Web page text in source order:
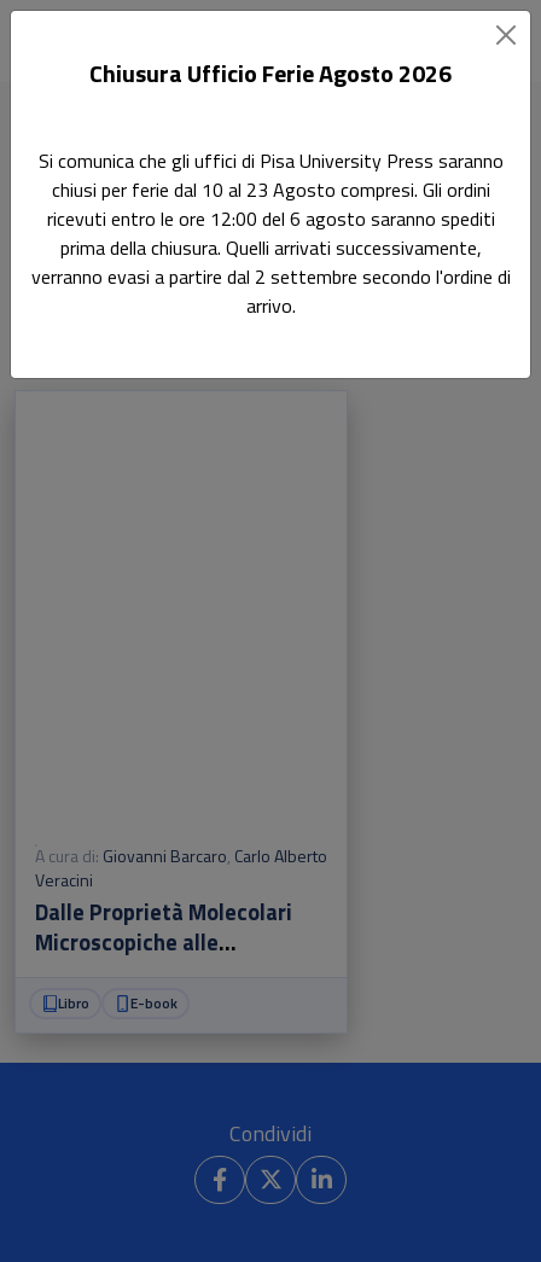
Giovanni Barcaro
Pagina di Giovanni Barcaro
A cura di: Giovanni Barcaro, Carlo Alberto
Veracini
Dalle Proprietà Molecolari
Microscopiche alle
Libro E-book
Condividi
Chiusura Ufficio Ferie Agosto 2026
Si comunica che gli uffici di Pisa University Press saranno
chiusi per ferie dal 10 al 23 Agosto compresi. Gli ordini
ricevuti entro le ore 12:00 del 6 agosto saranno spediti
prima della chiusura. Quelli arrivati successivamente,
verranno evasi a partire dal 2 settembre secondo l'ordine di
arrivo.